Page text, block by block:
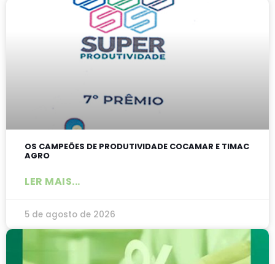
OS CAMPEÕES DE PRODUTIVIDADE COCAMAR E TIMAC
AGRO
LER MAIS...
5 de agosto de 2026